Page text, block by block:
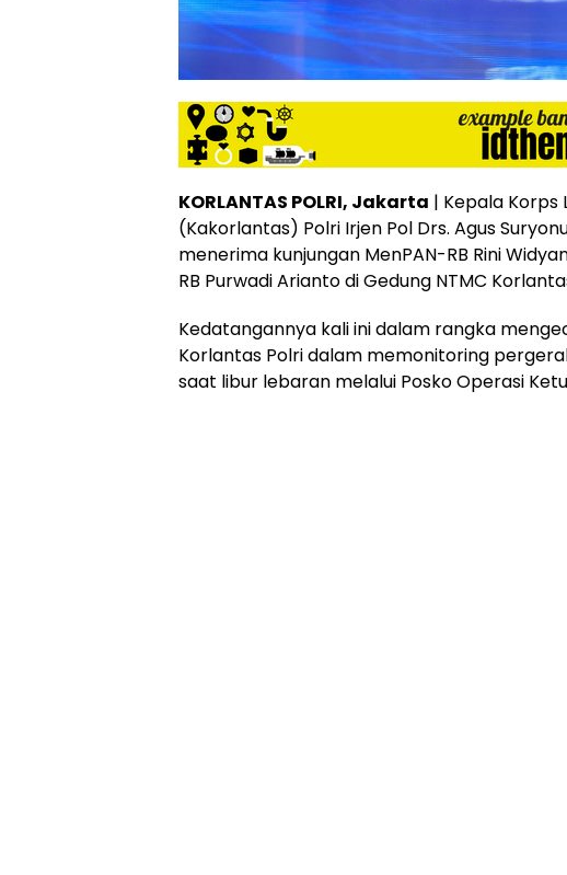
KORLANTAS POLRI, Jakarta | Kepala Korps
(Kakorlantas) Polri Irjen Pol Drs. Agus
menerima kunjungan MenPAN-RB Rini
RB Purwadi Arianto di Gedung NTMC
Kedatangannya kali ini dalam rangka
Korlantas Polri dalam memonitoring
saat libur lebaran melalui Posko Operasi